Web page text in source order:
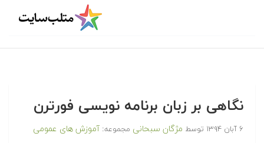
نگاهی بر زبان برنامه نویسی فورترن
۶ آبان ۱۳۹۴ توسط مژگان سبحانی مجموعه: آموزش های عمومی